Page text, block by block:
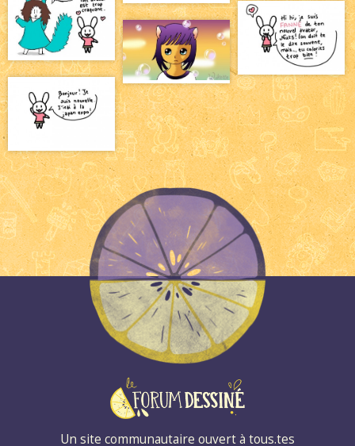
Un site communautaire ouvert à tous.tes